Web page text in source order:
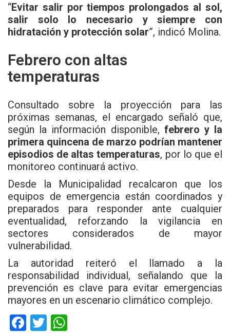
“Evitar salir por tiempos prolongados al sol,
salir solo lo necesario y siempre con
hidratación y protección solar”, indicó Molina.
Febrero con altas
temperaturas
Consultado sobre la proyección para las
próximas semanas, el encargado señaló que,
según la información disponible, febrero y la
primera quincena de marzo podrían mantener
episodios de altas temperaturas, por lo que el
monitoreo continuará activo.
Desde la Municipalidad recalcaron que los
equipos de emergencia están coordinados y
preparados para responder ante cualquier
eventualidad, reforzando la vigilancia en
sectores considerados de mayor
vulnerabilidad.
La autoridad reiteró el llamado a la
responsabilidad individual, señalando que la
prevención es clave para evitar emergencias
mayores en un escenario climático complejo.
F
T